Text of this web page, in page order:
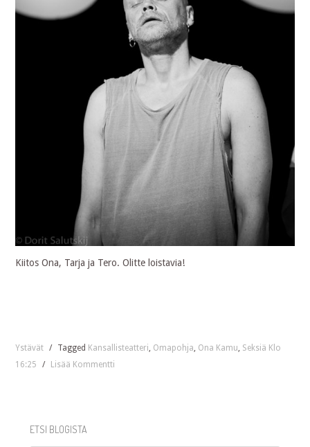
Kiitos Ona, Tarja ja Tero. Olitte loistavia!
Ystävät / Tagged Kansallisteatteri, Omapohja, Ona Kamu, Seksiä Klo
16:25
/ Lisää Kommentti
ETSI BLOGISTA